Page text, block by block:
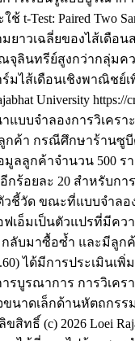
Test: Paired Two
ยาวเฉลี่ยของไส้เ
ลินทรีย์สูงกว่ากลุ่
ไส้เดือนเชิงพาณิชย์
University https://
แบบจำลองการวิเค
า กรณีศึกษาร้านซู
ลูกค้าจำนวน 500
อีกร้อยละ 20 สำหรั
ชี้วัด ขณะที่แบบจำล
ฟเอ็มเป็นตัวแปรที่
ลับมาซื้อซ้ำ และมีลู
มีการประเมินเพิ่ม
ณาการ การวิเคร
าดเล็กด้านหัตถกร
ลิขสิทธิ์ (c) 2026 Loei